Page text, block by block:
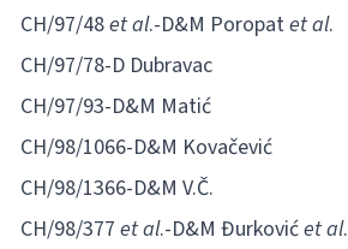
CH/97/48et al.-D&M Poropatet al.
CH/97/78-D Dubravac
CH/97/93-D&M Matić
CH/98/1066-D&M Kovačević
CH/98/1366-D&M V.Č.
CH/98/377 et al.-D&M Đurkovićet al.